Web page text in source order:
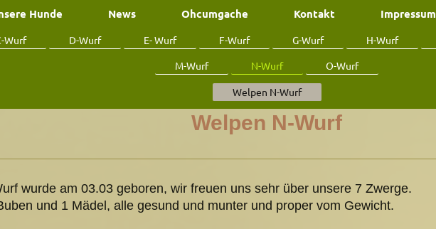
Hunde News Ohcumgache Kontakt Impressum
Wurf D-Wurf E- Wurf F-Wurf G-Wurf H-Wurf
M-Wurf N-Wurf O-Wurf
Welpen N-Wurf
Welpen N-Wurf
wurde am 03.03 geboren, wir freuen uns sehr über unsere 7 Zwerge.
und 1 Mädel, alle gesund und munter und proper vom Gewicht.